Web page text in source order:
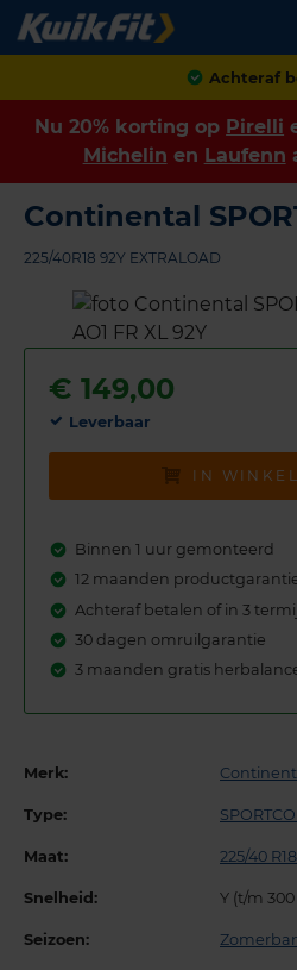
Achteraf
Nu 20% korting op Pirelli
Michelin en Laufenn
Continental
225/40R18 92Y EXTRALOAD
€ 149,00
Leverbaar
IN
Binnen 1 uur gemonteerd
12 maanden
Achteraf betalen of in 3
30 dagen omruilgarantie
3 maanden gratis
Merk:
Type:
Maat: 225/40
Snelheid: Y (t/m
Seizoen: